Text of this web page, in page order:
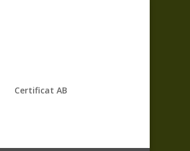
Certificat AB